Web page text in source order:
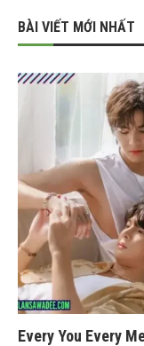
BÀI VIẾT MỚI NHẤT
Every You Every